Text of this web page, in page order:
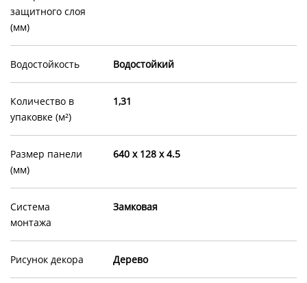
защитного слоя
(мм)
Водостойкость Водостойкий
Количество в
упаковке (м²)
1,31
Размер панели
(мм)
640 x 128 x 4.5
Система
монтажа
Замковая
Рисунок декора Дерево